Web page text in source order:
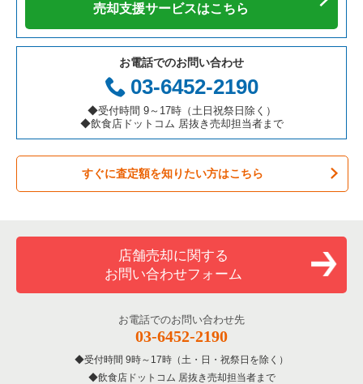
売却支援サービスはこちら
お電話でのお問い合わせ
03-6452-2190
◆受付時間 9～17時（土日祝祭日除く）
◆飲食店ドットコム 居抜き売却担当者まで
すぐに査定額を知りたい方はこちら
店舗売却に関する
お問い合わせフォーム
お電話でのお問い合わせ先
03-6452-2190
受付時間 9時～17時（土・日・祝祭日を除く）
飲食店ドットコム 居抜き売却担当者まで